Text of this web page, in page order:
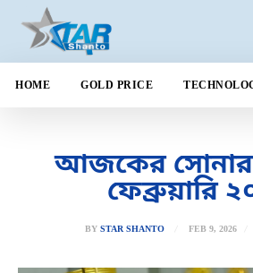
HOME GOLD PRICE
আজকের সোনার
ফেব্রুয়ারি
BY STAR SHANTO FEB 9, 2026